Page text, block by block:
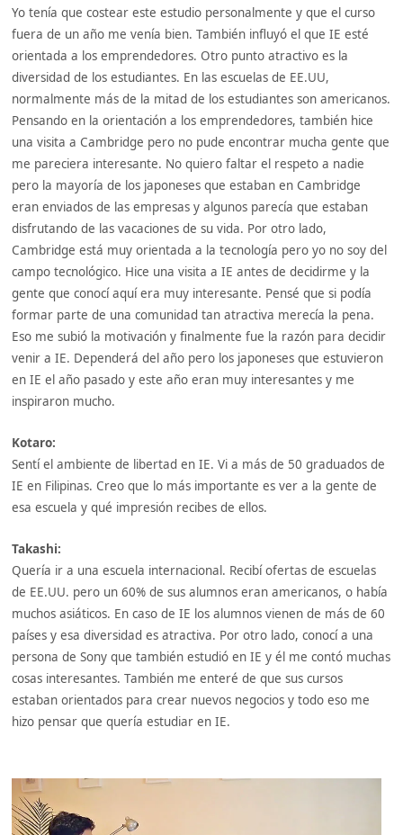
Yo tenía que costear este estudio personalmente y que el curso
fuera de un año me venía bien. También influyó el que IE esté
orientada a los emprendedores. Otro punto atractivo es la
diversidad de los estudiantes. En las escuelas de EE.UU,
normalmente más de la mitad de los estudiantes son americanos.
Pensando en la orientación a los emprendedores, también hice
una visita a Cambridge pero no pude encontrar mucha gente que
me pareciera interesante. No quiero faltar el respeto a nadie
pero la mayoría de los japoneses que estaban en Cambridge
eran enviados de las empresas y algunos parecía que estaban
disfrutando de las vacaciones de su vida. Por otro lado,
Cambridge está muy orientada a la tecnología pero yo no soy del
campo tecnológico. Hice una visita a IE antes de decidirme y la
gente que conocí aquí era muy interesante. Pensé que si podía
formar parte de una comunidad tan atractiva merecía la pena.
Eso me subió la motivación y finalmente fue la razón para decidir
venir a IE. Dependerá del año pero los japoneses que estuvieron
en IE el año pasado y este año eran muy interesantes y me
inspiraron mucho.
Kotaro:
Sentí el ambiente de libertad en IE. Vi a más de 50 graduados de
IE en Filipinas. Creo que lo más importante es ver a la gente de
esa escuela y qué impresión recibes de ellos.
Takashi:
Quería ir a una escuela internacional. Recibí ofertas de escuelas
de EE.UU. pero un 60% de sus alumnos eran americanos, o había
muchos asiáticos. En caso de IE los alumnos vienen de más de 60
países y esa diversidad es atractiva. Por otro lado, conocí a una
persona de Sony que también estudió en IE y él me contó muchas
cosas interesantes. También me enteré de que sus cursos
estaban orientados para crear nuevos negocios y todo eso me
hizo pensar que quería estudiar en IE.